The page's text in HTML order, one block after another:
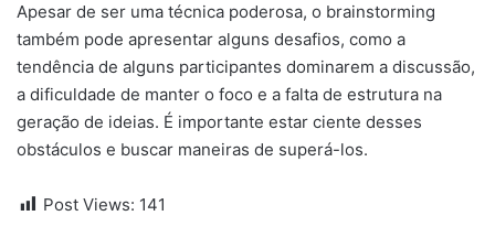
Apesar de ser uma técnica poderosa, o brainstorming
também pode apresentar alguns desafios, como a
tendência de alguns participantes dominarem a discussão,
a dificuldade de manter o foco e a falta de estrutura na
geração de ideias. É importante estar ciente desses
obstáculos e buscar maneiras de superá-los.
Post Views: 141